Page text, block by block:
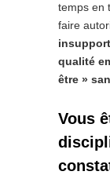
temps en
faire
qualité
être »
Vous